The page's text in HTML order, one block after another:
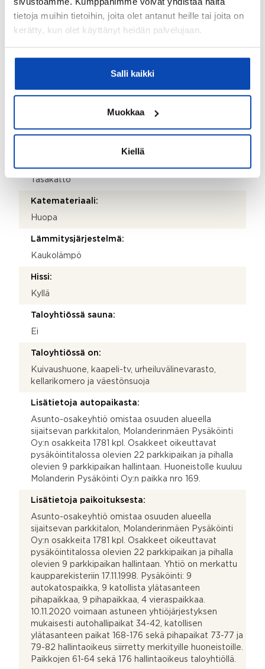
tietoja muihin tietoihin, joita olet antanut heille tai joita on
kerätty, kun olet käyttänyt heidän palvelujaan.
Salli kaikki
Muokkaa
Kiellä
Isännöitsijäntodistuksen päivämäärä:
16.06.2026
Valmistumisvuosi:
Tasakatto
Katemateriaali:
Huopa
Lämmitysjärjestelmä:
Kaukolämpö
Hissi:
Kyllä
Taloyhtiössä sauna:
Ei
Taloyhtiössä on:
Kuivaushuone, kaapeli-tv, urheiluvälinevarasto,
kellarikomero ja väestönsuoja
Lisätietoja autopaikasta:
Asunto-osakeyhtiö omistaa osuuden alueella
sijaitsevan parkkitalon, Molanderinmäen Pysäköinti
Oy:n osakkeita 1781 kpl. Osakkeet oikeuttavat
pysäköintitalossa olevien 22 parkkipaikan ja pihalla
olevien 9 parkkipaikan hallintaan. Huoneistolle kuuluu
Molanderin Pysäköinti Oy:n paikka nro 169.
Lisätietoja paikoituksesta:
Asunto-osakeyhtiö omistaa osuuden alueella
sijaitsevan parkkitalon, Molanderinmäen Pysäköinti
Oy:n osakkeita 1781 kpl. Osakkeet oikeuttavat
pysäköintitalossa olevien 22 parkkipaikan ja pihalla
olevien 9 parkkipaikan hallintaan. Yhtiö on merkattu
kaupparekisteriin 17.11.1998. Pysäköinti: 9
autokatospaikka, 9 katollista ylätasanteen
pihapaikkaa, 9 pihapaikkaa, 4 vieraspaikkaa.
10.11.2020 voimaan astuneen yhtiöjärjestyksen
mukaisesti autohallipaikat 34-42, katollisen
ylätasanteen paikat 168-176 sekä pihapaikat 73-77 ja
79-82 hallintaoikeus siirretty merkityille huoneistoille.
Paikkojen 61-64 sekä 176 hallintaoikeus taloyhtiöllä.